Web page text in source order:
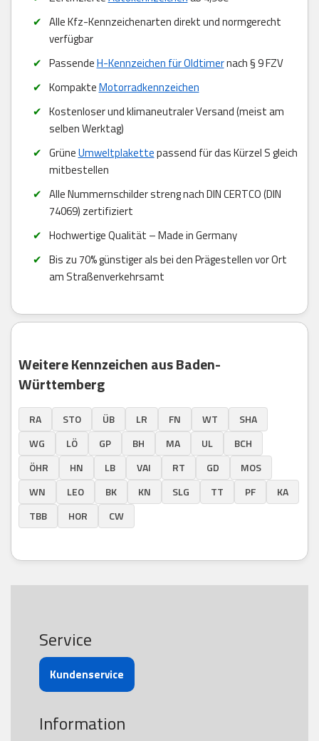
Alle Kfz-Kennzeichenarten direkt und normgerecht
verfügbar
PassendeH-Kennzeichen für Oldtimernach § 9 FZV
KompakteMotorradkennzeichen
Kostenloser und klimaneutraler Versand (meist am
selben Werktag)
GrüneUmweltplakettepassend für das Kürzel S gleich
mitbestellen
Alle Nummernschilder streng nach DIN CERTCO (DIN
74069) zertifiziert
Hochwertige Qualität – Made in Germany
Bis zu 70% günstiger als bei den Prägestellen vor Ort
am Straßenverkehrsamt
Weitere Kennzeichen aus Baden-
Württemberg
RA STO ÜB LR FN WT
SHA
WG
LÖ GP BH MA UL
BCH
ÖHR
HN LB VAI RT GD
MOS
WN
LEO BK KN SLG TT PF
KA
TBB
HOR CW
Service
Kundenservice
Information